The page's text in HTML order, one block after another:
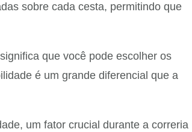
sobre cada cesta, permitindo que
que você pode escolher os
é um grande diferencial que a
um fator crucial durante a correria